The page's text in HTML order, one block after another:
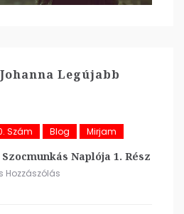
Legújabb
Szám Blog Mirjam
Naplója 1. Rész
Hozzászólás